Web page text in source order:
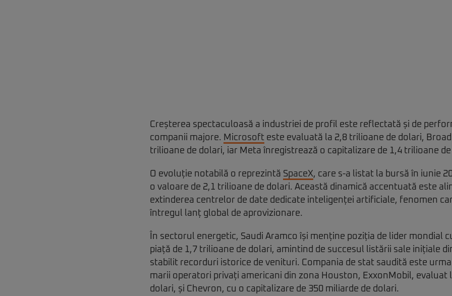
Creșterea spectaculoasă a industriei de profil este reflectată și de
companii majore. Microsoft este evaluată la 2,8 trilioane de dolari,
trilioane de dolari, iar Meta înregistrează o capitalizare de 1,4 trilioane
O evoluție notabilă o reprezintă SpaceX, care s-a listat la bursă în iunie
o valoare de 2,1 trilioane de dolari. Această dinamică accentuată este
extinderea centrelor de date dedicate inteligenței artificiale, fenomen
întregul lanț global de aprovizionare.
În sectorul energetic, Saudi Aramco își menține poziția de lider mondial
piață de 1,7 trilioane de dolari, amintind de succesul listării sale inițiale
stabilit recorduri istorice de venituri. Compania de stat saudită este
marii operatori privați americani din zona Houston, ExxonMobil, evaluat
dolari, și Chevron, cu o capitalizare de 350 miliarde de dolari.